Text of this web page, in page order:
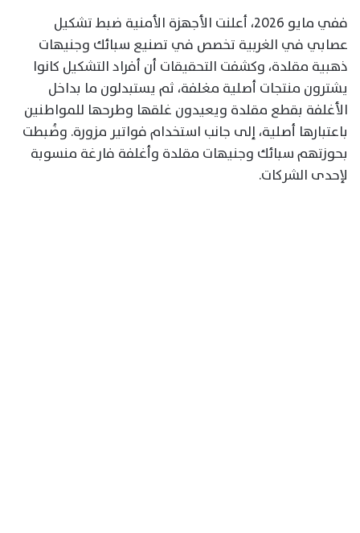
ففي مايو 2026، أعلنت الأجهزة الأمنية ضبط تشكيل
عصابي في الغربية تخصص في تصنيع سبائك وجنيهات
ذهبية مقلدة، وكشفت التحقيقات أن أفراد التشكيل كانوا
يشترون منتجات أصلية مغلفة، ثم يستبدلون ما بداخل
الأغلفة بقطع مقلدة ويعيدون غلقها وطرحها للمواطنين
باعتبارها أصلية، إلى جانب استخدام فواتير مزورة. وضُبطت
بحوزتهم سبائك وجنيهات مقلدة وأغلفة فارغة منسوبة
لإحدى الشركات.